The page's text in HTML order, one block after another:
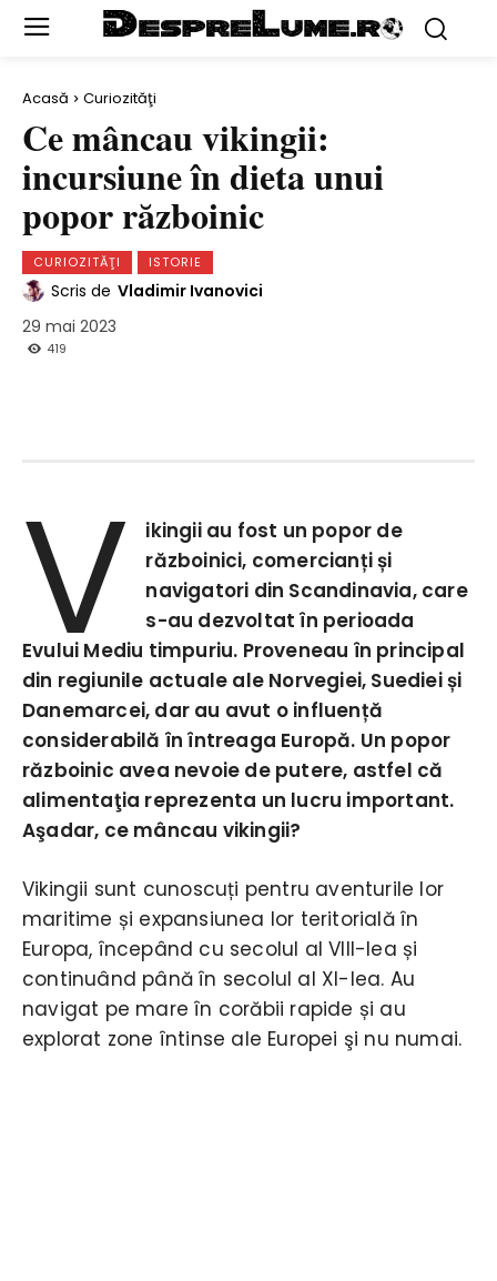
Acasă Curiozităţi
Ce mâncau vikingii:
incursiune în dieta unui
popor războinic
CURIOZITĂŢI ISTORIE
Scris de Vladimir Ivanovici
29 mai 2023
419
V
ikingii au fost un popor de
războinici, comercianți și
navigatori din Scandinavia, care
s-au dezvoltat în perioada
Evului Mediu timpuriu. Proveneau în principal
din regiunile actuale ale Norvegiei, Suediei și
Danemarcei, dar au avut o influență
considerabilă în întreaga Europă. Un popor
războinic avea nevoie de putere, astfel că
alimentaţia reprezenta un lucru important.
Aşadar, ce mâncau vikingii?
Vikingii sunt cunoscuți pentru aventurile lor
maritime și expansiunea lor teritorială în
Europa, începând cu secolul al VIII-lea și
continuând până în secolul al XI-lea. Au
navigat pe mare în corăbii rapide și au
explorat zone întinse ale Europei şi nu numai.